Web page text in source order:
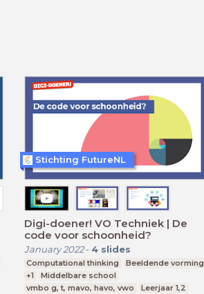
Digi-doener! VO Techniek | De
code voor schoonheid?
January 2022- 4 slides
Computational thinking
Beeldende vorming
+1
Middelbare school
vmbo g, t, mavo, havo, vwo
Leerjaar 1,2
Stichting FutureNL